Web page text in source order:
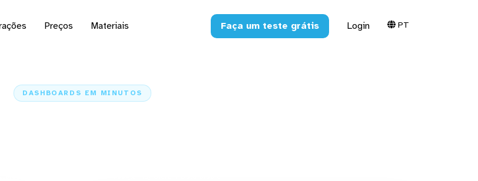
Preços Materiais Faça um teste grátis Login PT
DASHBOARDS EM MINUTOS